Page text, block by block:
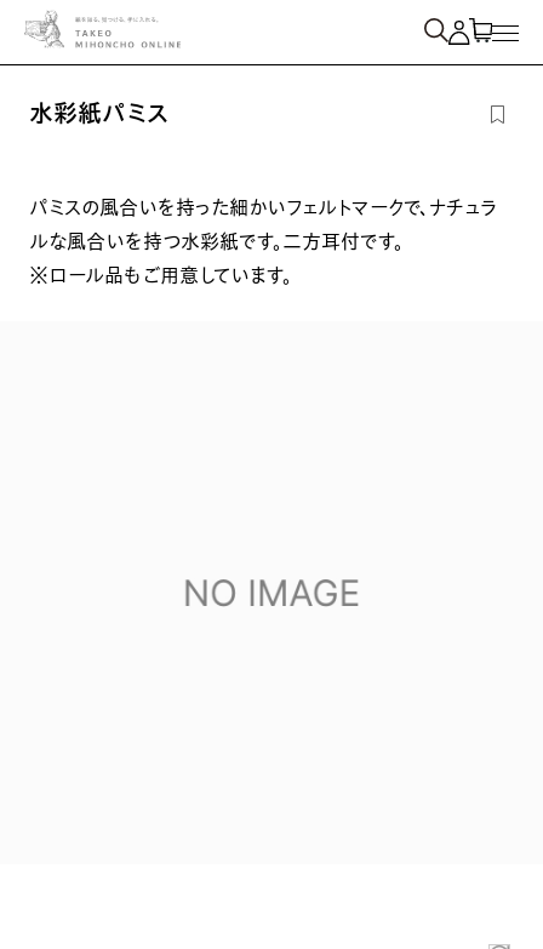
紙を検索
水彩紙パミス
パミスの風合いを持った細かいフェルトマークで、ナチュラ
ルな風合いを持つ水彩紙です。二方耳付です。
※ロール品もご用意しています。